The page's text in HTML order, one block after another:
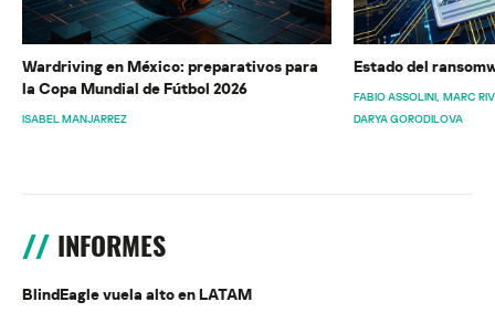
Wardriving en México: preparativos para
la Copa Mundial de Fútbol 2026
ISABEL MANJARREZ
Estado del
FABIO ASSOLINI MARC
DARYA GORODILOVA
INFORMES
BlindEagle vuela alto en LATAM